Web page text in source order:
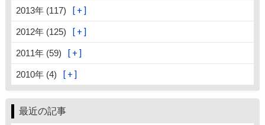
2013年 (117)
2012年 (125)
2011年 (59)
2010年 (4)
最近の記事